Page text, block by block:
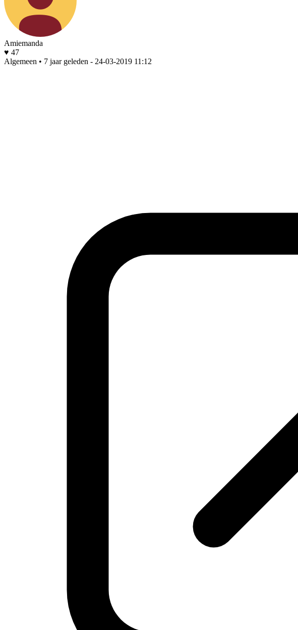
Amiemanda
♥ 47
Algemeen • 7 jaar geleden - 24-03-2019 11:12